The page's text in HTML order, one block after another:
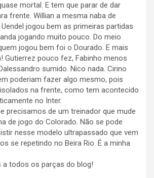
mortal. E tem que parar de dar
frente. Willian a mesma naba de
jogou bem as primeiras partidas
jogando muito pouco. Do meio
jogou bem foi o Dourado. E mais
Gutierrez pouco fez, Fabinho menos
sumido. Nico nada. Cirino
poderiam fazer algo mesmo, pois
na frente, como tem acontecido
no Inter.
precisamos de um treinador que mude
de jogo do Colorado. Não se pode
nesse modelo ultrapassado que vem
se repetindo no Beira Rio. É a minha
a todos os parças do blog!